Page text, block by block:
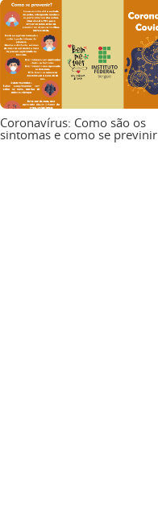
Coronavírus: Como são os
sintomas e como se previnir